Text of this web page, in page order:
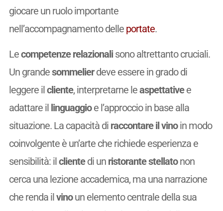
giocare un ruolo importante
nell’accompagnamento delle portate.
Lecompetenze relazionalisono altrettanto cruciali.
Un grandesommelierdeve essere in grado di
leggere ilcliente, interpretarne leaspettativee
adattare il linguaggioe l’approccio in base alla
situazione. La capacità di raccontare il vinoin modo
coinvolgente è un’arte che richiede esperienza e
sensibilità: ilclientedi un ristorante stellatonon
cerca una lezione accademica, ma una narrazione
che renda ilvinoun elemento centrale della sua